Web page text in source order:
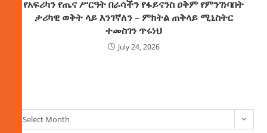
የአፍሪካን የጤና ሥርዓት በራሳችን የፋይናንስ ዐቅም የምንገነባበት
ታሪካዊ ወቅት ላይ እንገኛለን – ምክትል ጠቅላይ ሚኒስትር
ተመስገን ጥሩነህ
July 24, 2026
Select Month